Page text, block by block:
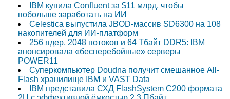
IBM купила Confluent за $11 млрд, чтобы
побольше заработать на ИИ
Celestica выпустила JBOD-массив SD6300 на 108
накопителей для ИИ-платформ
256 ядер, 2048 потоков и 64 Тбайт DDR5: IBM
анонсировала «бесперебойные» серверы
POWER11
Суперкомпьютер Doudna получит смешанное All-
Flash хранилище IBM и VAST Data
IBM представила СХД FlashSystem C200 формата